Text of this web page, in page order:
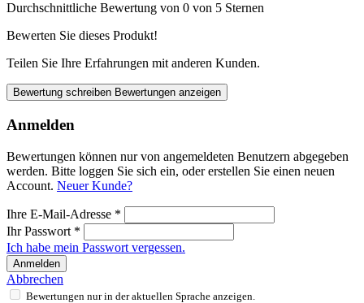
Durchschnittliche Bewertung von 0 von 5 Sternen
Bewerten Sie dieses Produkt!
Teilen Sie Ihre Erfahrungen mit anderen Kunden.
Bewertung schreiben Bewertungen anzeigen
Anmelden
Bewertungen können nur von angemeldeten Benutzern abgegeben
werden. Bitte loggen Sie sich ein, oder erstellen Sie einen neuen
Account. Neuer Kunde?
Ihre E-Mail-Adresse *
Ihr Passwort *
Ich habe mein Passwort vergessen.
Anmelden
Abbrechen
Bewertungen nur in der aktuellen Sprache anzeigen.